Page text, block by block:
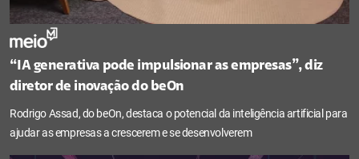
“IA generativa pode impulsionar as empresas”, diz
diretor de inovação do beOn
Rodrigo Assad, do beOn, destaca o potencial da inteligência artificial para
ajudar as empresas a crescerem e se desenvolverem